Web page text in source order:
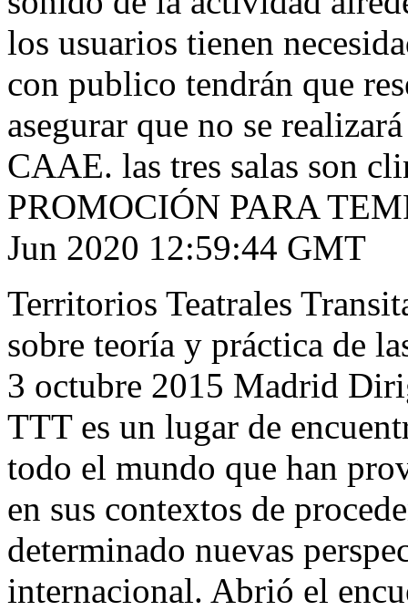
los usuarios tienen
con publico tendrán que
asegurar que no se
CAAE. las tres salas son
PROMOCIÓN PARA
Jun 2020 12:59:44 GMT
Territorios Teatrales
sobre teoría y práctica de
3 octubre 2015 Madrid
TTT es un lugar de
todo el mundo que han
en sus contextos de
determinado nuevas
internacional. Abrió el